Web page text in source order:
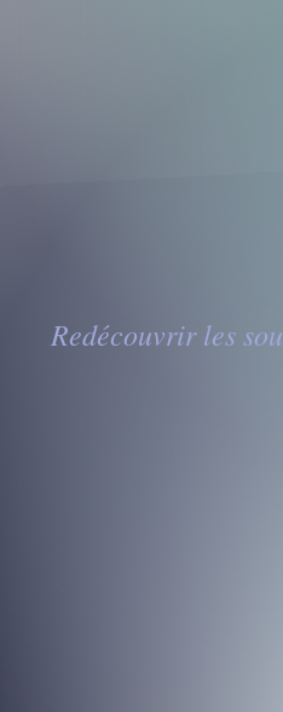
Redécouvrir les